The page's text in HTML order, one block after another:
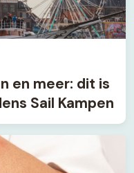
en meer: dit is
Sail Kampen